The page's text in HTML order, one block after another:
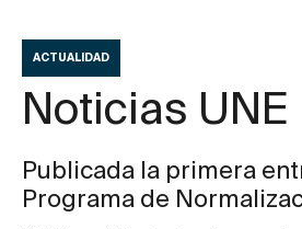
ACTUALIDAD
Noticias UNE
Publicada la primera
Programa de